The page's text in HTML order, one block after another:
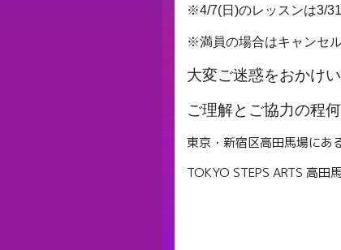
※4/7(日)のレッスンは3/
※満員の場合はキャンセ
大変ご迷惑をおかけ
ご理解とご協力の程
東京・新宿区高田馬場にあ
TOKYO STEPS ARTS 高田